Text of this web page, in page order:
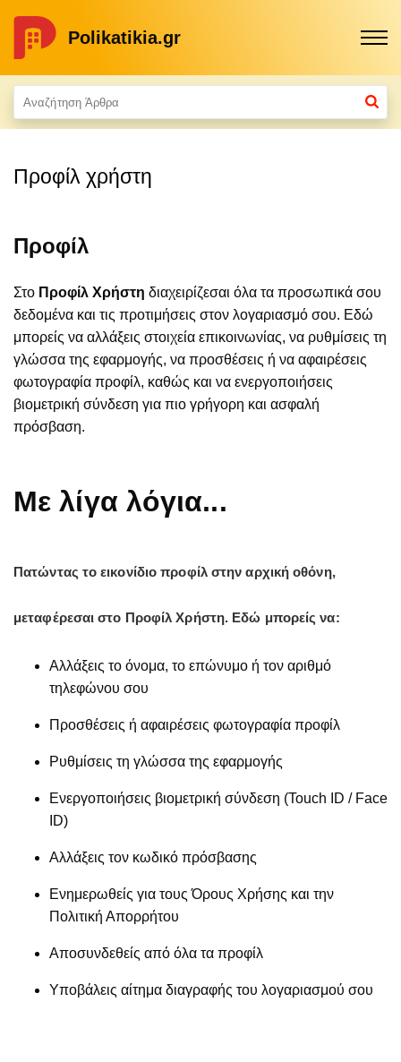
Polikatikia.gr
Προφίλ χρήστη
Προφίλ
Στο Προφίλ Χρήστη διαχειρίζεσαι όλα τα προσωπικά σου
δεδομένα και τις προτιμήσεις στον λογαριασμό σου. Εδώ
μπορείς να αλλάξεις στοιχεία επικοινωνίας, να ρυθμίσεις τη
γλώσσα της εφαρμογής, να προσθέσεις ή να αφαιρέσεις
φωτογραφία προφίλ, καθώς και να ενεργοποιήσεις
βιομετρική σύνδεση για πιο γρήγορη και ασφαλή
πρόσβαση.
Με λίγα λόγια...
Πατώντας το εικονίδιο προφίλ στην αρχική οθόνη,
μεταφέρεσαι στο Προφίλ Χρήστη. Εδώ μπορείς να:
Αλλάξεις το όνομα, το επώνυμο ή τον αριθμό
τηλεφώνου σου
Προσθέσεις ή αφαιρέσεις φωτογραφία προφίλ
Ρυθμίσεις τη γλώσσα της εφαρμογής
Ενεργοποιήσεις βιομετρική σύνδεση (Touch ID / Face
ID)
Αλλάξεις τον κωδικό πρόσβασης
Ενημερωθείς για τους Όρους Χρήσης και την
Πολιτική Απορρήτου
Αποσυνδεθείς από όλα τα προφίλ
Υποβάλεις αίτημα διαγραφής του λογαριασμού σου